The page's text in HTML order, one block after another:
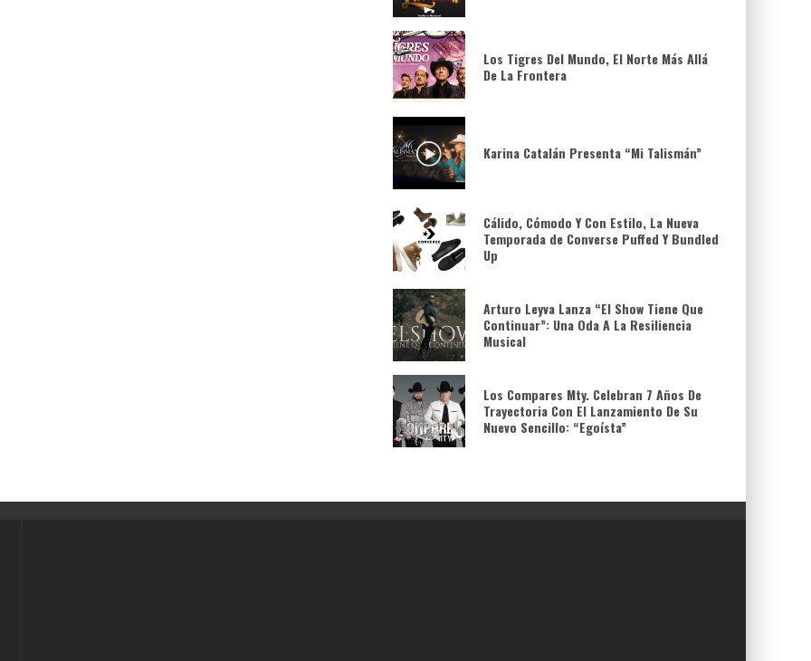
Los Tigres Del Mundo, El Norte Más Allá
De La Frontera
Karina Catalán Presenta “Mi Talismán”
Cálido, Cómodo Y Con Estilo, La Nueva
Temporada de Converse Puffed Y Bundled
Up
Arturo Leyva Lanza “El Show Tiene Que
Continuar”: Una Oda A La Resiliencia
Musical
Los Compares Mty. Celebran 7 Años De
Trayectoria Con El Lanzamiento De Su
Nuevo Sencillo: “Egoísta”